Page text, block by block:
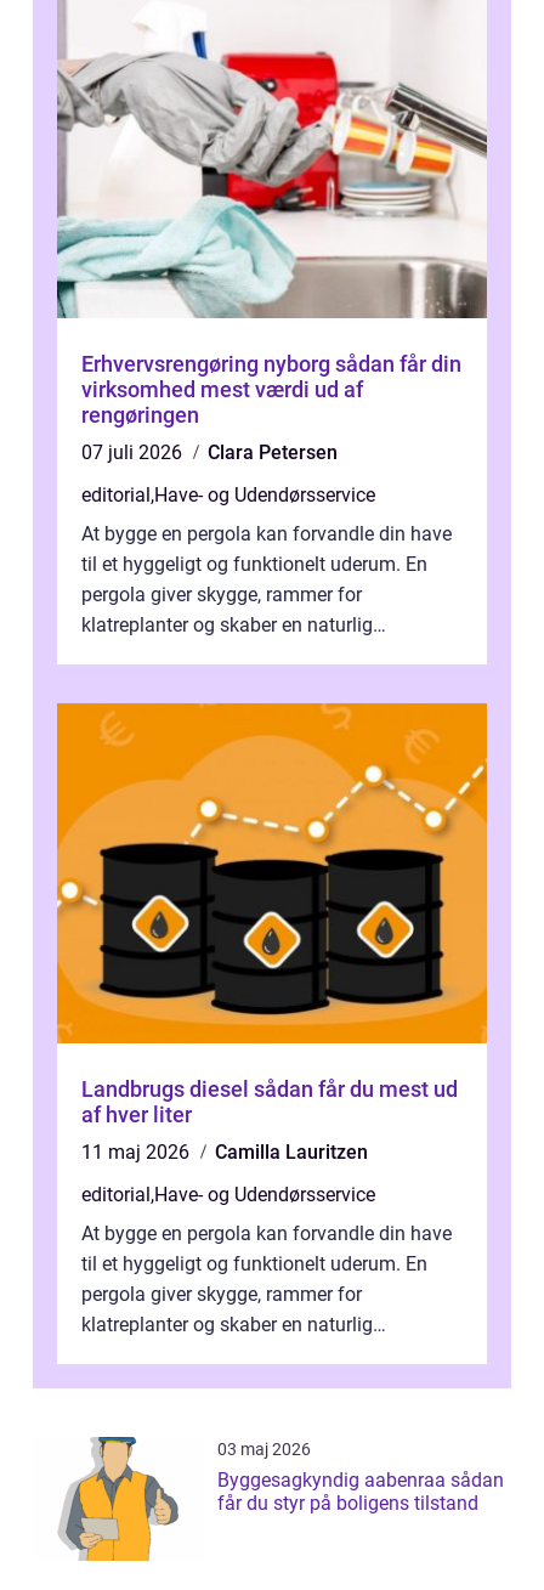
Erhvervsrengøring nyborg sådan får din
virksomhed mest værdi ud af
rengøringen
07 juli 2026
Clara Petersen
editorial,Have- og Udendørsservice
At bygge en pergola kan forvandle din have
til et hyggeligt og funktionelt uderum. En
pergola giver skygge, rammer for
klatreplanter og skaber en naturlig
Landbrugs diesel sådan får du mest ud
af hver liter
11 maj 2026
Camilla Lauritzen
editorial,Have- og Udendørsservice
At bygge en pergola kan forvandle din have
til et hyggeligt og funktionelt uderum. En
pergola giver skygge, rammer for
klatreplanter og skaber en naturlig
d...
03 maj 2026
Byggesagkyndig aabenraa sådan
får du styr på boligens tilstand